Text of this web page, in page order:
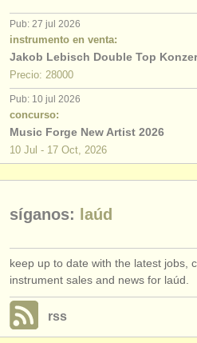
anúnciese con nosotros
find out about ourATS
ATSfaq
iniciar sesión
Pub: 27 jul 2026
instrumento en venta:
Jakob Lebisch Double Top
Precio: 28000
Pub: 10 jul 2026
concurso:
Music Forge New Artist 2026
10 Jul - 17 Oct, 2026
síganos: laúd
keep up to date with the latest jobs,
instrument sales and news for laúd.
rss